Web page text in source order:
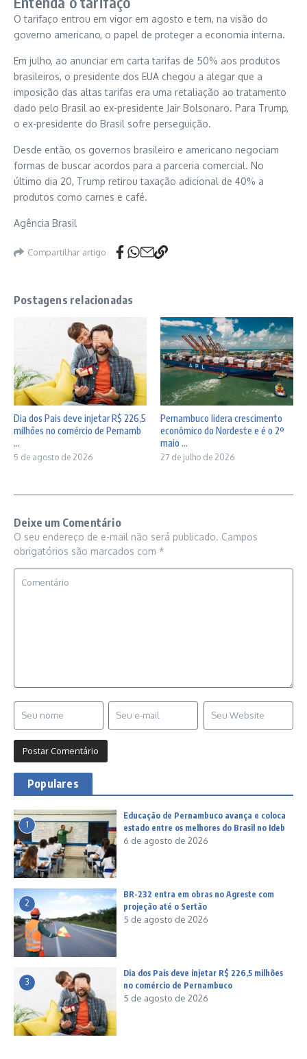
O tarifaço entrou em vigor em agosto e tem, na visão do
governo americano, o papel de proteger a economia interna.
Em julho, ao anunciar em carta tarifas de 50% aos produtos
brasileiros, o presidente dos EUA chegou a alegar que a
imposição das altas tarifas era uma retaliação ao tratamento
dado pelo Brasil ao ex-presidente Jair Bolsonaro. Para Trump,
o ex-presidente do Brasil sofre perseguição.
Desde então, os governos brasileiro e americano negociam
formas de buscar acordos para a parceria comercial. No
último dia 20, Trump retirou taxação adicional de 40% a
produtos como carnes e café.
Agência Brasil
Compartilhar artigo
Postagens relacionadas
Dia dos Pais deve injetar R$ 226,5
milhões no comércio de Pernamb
...
5 de agosto de 2026
Pernambuco lidera crescimento
econômico do Nordeste e é o 2º
maio ...
27 de julho de 2026
Deixe um Comentário
O seu endereço de e-mail não será publicado. Campos
obrigatórios são marcados com *
Populares
1
Educação de Pernambuco avança e coloca
estado entre os melhores do Brasil no Ideb
6 de agosto de 2026
2
BR-232 entra em obras no Agreste com
projeção até o Sertão
5 de agosto de 2026
3
Dia dos Pais deve injetar R$ 226,5 milhões
no comércio de Pernambuco
5 de agosto de 2026